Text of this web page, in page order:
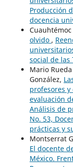
Producción
docencia
olvido ,
social de las
Mario
González,
profesores
evaluación
Análisis de
No. 53,
prácticas y
Montserrat
El docente
México.